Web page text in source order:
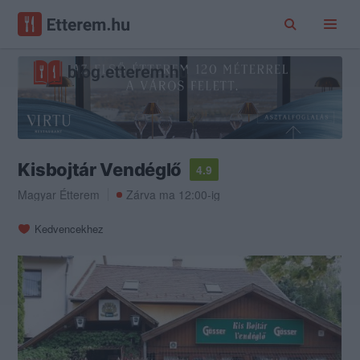
Kisbojtár Vendéglő
4.9
Magyar Étterem
Zárva ma 12:00-ig
Kedvencekhez